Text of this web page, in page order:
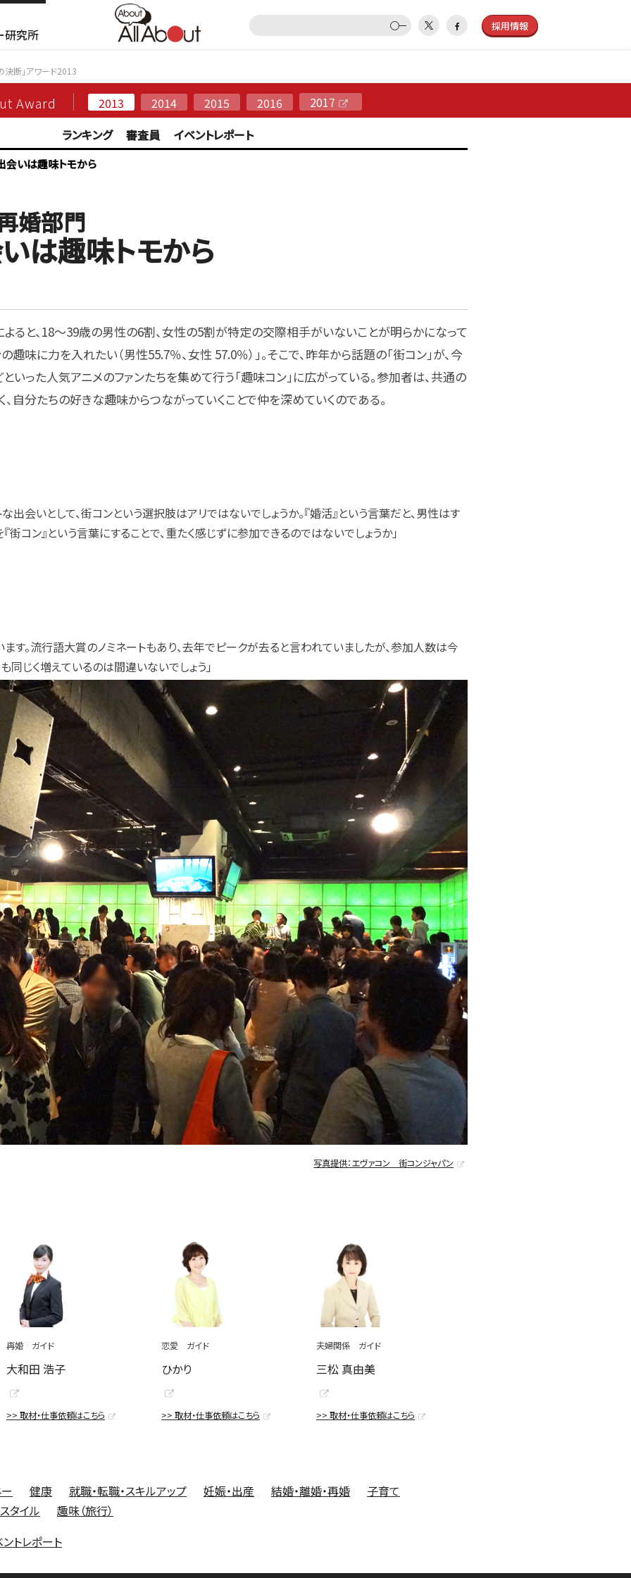
研究所
採用情報
決断」アワード2013
Award 2013 2014 2015 2016
2017
ランキング
審査員 イベントレポート
会いは趣味トモから
婚部門
は趣味トモから
ると、18～39歳の男性の6割、女性の5割が特定の交際相手がいないことが明らかになって
趣味に力を入れたい（男性55.7％、女性 57.0％）」。そこで、昨年から話題の「街コン」が、今
といった人気アニメのファンたちを集めて行う「趣味コン」に広がっている。参加者は、共通の
自分たちの好きな趣味からつながっていくことで仲を深めていくのである。
出会いとして、街コンという選択肢はアリではないでしょうか。『婚活』という言葉だと、男性はす
街コン』という言葉にすることで、重たく感じずに参加できるのではないでしょうか」
ます。流行語大賞のノミネートもあり、去年でピークが去ると言われていましたが、参加人数は今
同じく増えているのは間違いないでしょう」
写真提供：エヴァコン 街コンジャパン
再婚 ガイド
大和田 浩子
>> 取材・仕事依頼はこちら
恋愛 ガイド
ひかり
>> 取材・仕事依頼はこちら
夫婦関係 ガイド
三松 真由美
>> 取材・仕事依頼はこちら
健康 就職・転職・スキルアップ 妊娠・出産 結婚・離婚・再婚
子育て
タイル
趣味（旅行）
トレポート